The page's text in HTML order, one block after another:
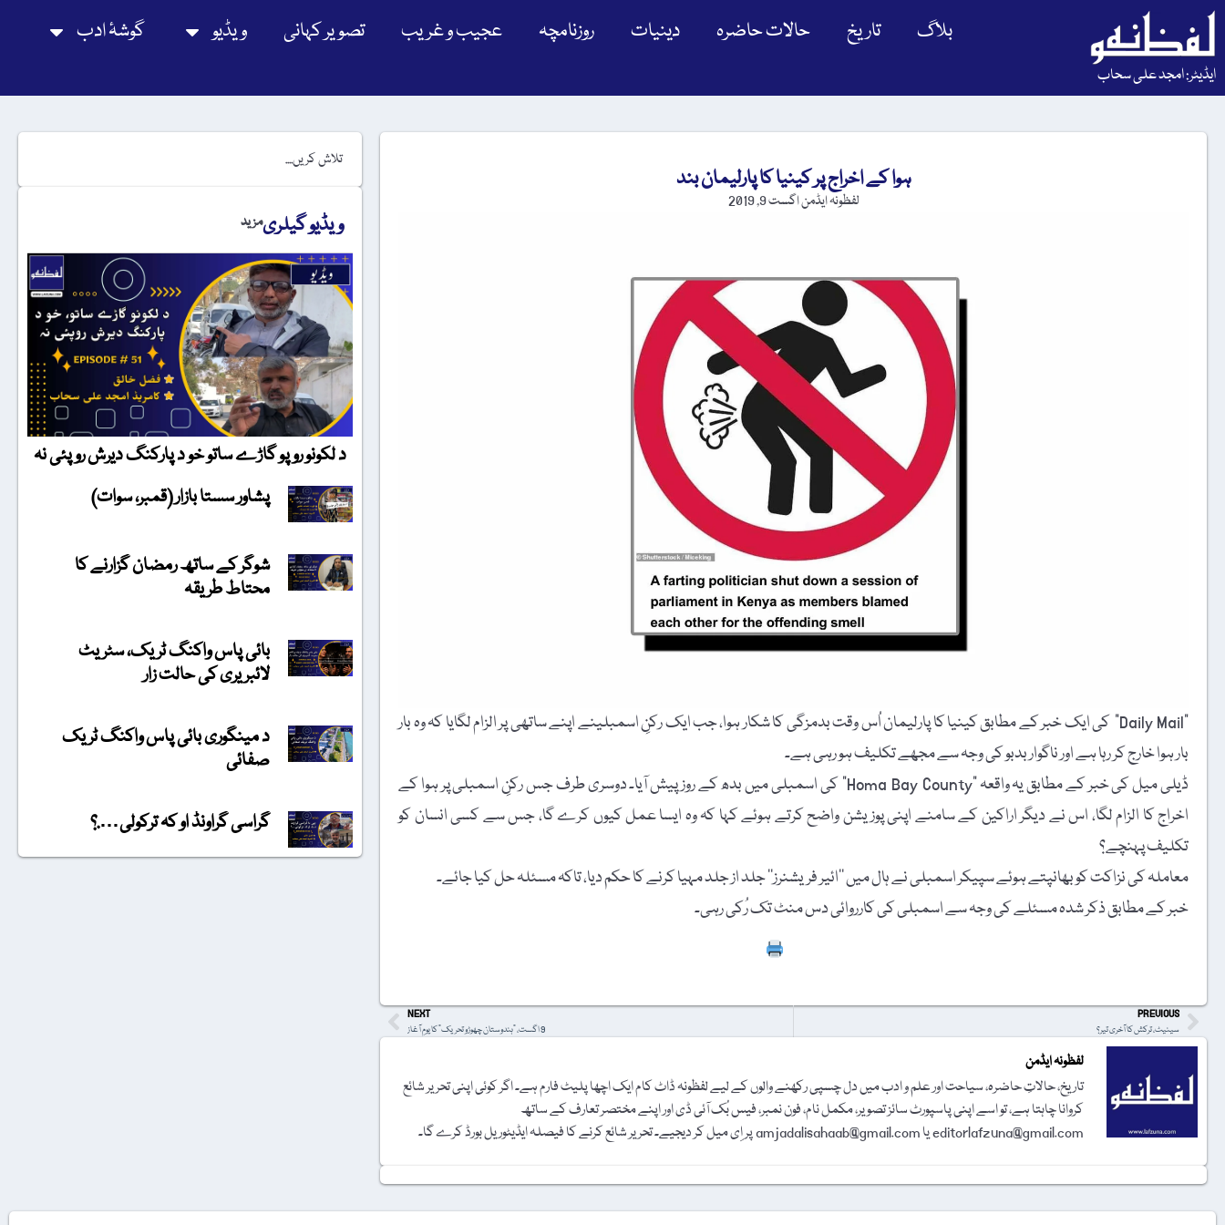
ایڈیٹر: امجد علی سحاب
بلاگ تاریخ حالات حاضرہ دینیات روزنامچہ عجیب و غریب تصویر کہانی ویڈیو گوشۂ ادب
ہوا کے اخراج پر کینیا کا پارلیمان بند
لفظونہ ایڈمناگست 9, 2019
"Daily Mail” کی ایک خبر کے مطابق کینیا کا پارلیمان اُس وقت بدمزگی کا شکار ہوا، جب ایک رکنِ اسمبلینے اپنے ساتھی پر الزام لگایا کہ وہ بار
بار ہوا خارج کر رہا ہے اور ناگوار بدبو کی وجہ سے مجھے تکلیف ہو رہی ہے۔
ڈیلی میل کی خبر کے مطابق یہ واقعہ "Homa Bay County” کی اسمبلی میں بدھ کے روز پیش آیا۔ دوسری طرف جس رکنِ اسمبلی پر ہوا کے
اخراج کا الزام لگا، اس نے دیگر اراکین کے سامنے اپنی پوزیشن واضح کرتے ہوئے کہا کہ وہ ایسا عمل کیوں کرے گا، جس سے کسی انسان کو
تکلیف پہنچے؟
معاملہ کی نزاکت کو بھانپتے ہوئے سپیکر اسمبلی نے ہال میں ’’ائیر فریشنرز‘‘ جلد از جلد مہیا کرنے کا حکم دیا، تاکہ مسئلہ حل کیا جائے۔
خبر کے مطابق ذکر شدہ مسئلے کی وجہ سے اسمبلی کی کارروائی دس منٹ تک رُکی رہی۔
PREVIOUS
سینیٹ، ترکش کا آخری تیر؟
NEXT
9 اگست، "ہندوستان چھوڑو تحریک” کا یومِ آغاز
لفظونہ ایڈمن
تاریخ، حالاتِ حاضرہ، سیاحت اور علم و ادب میں دل چسپی رکھنے والوں کے لیے لفظونہ ڈاٹ کام ایک اچھا پلیٹ فارم ہے۔ اگر کوئی اپنی تحریر شائع
کروانا چاہتا ہے، تو اسے اپنی پاسپورٹ سائز تصویر، مکمل نام، فون نمبر، فیس بُک آئی ڈی اور اپنے مختصر تعارف کے ساتھ
editorlafzuna@gmail.com یا amjadalisahaab@gmail.com پر اِی میل کر دیجیے۔ تحریر شائع کرنے کا فیصلہ ایڈیٹوریل بورڈ کرے گا۔
ویڈیو گیلریمزید
د لکونو روپو گاڑے ساتو خو د پارکنگ دیرش روپئی نہ
پشاور سستا بازار (قمبر، سوات)
شوگر کے ساتھ رمضان گزارنے کا
محتاط طریقہ
بائی پاس واکنگ ٹریک، سٹریٹ
لائبریری کی حالت زار
د مینگوری بائی پاس واکنگ ٹریک
صفائی
گراسی گراونڈ او کہ ترکولی….؟